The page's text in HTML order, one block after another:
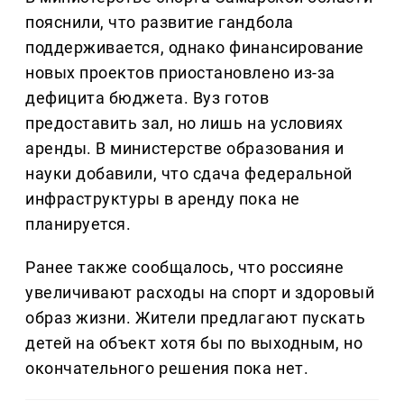
пояснили, что развитие гандбола
поддерживается, однако финансирование
новых проектов приостановлено из-за
дефицита бюджета. Вуз готов
предоставить зал, но лишь на условиях
аренды. В министерстве образования и
науки добавили, что сдача федеральной
инфраструктуры в аренду пока не
планируется.
Ранее также сообщалось, что россияне
увеличивают расходы на спорт и здоровый
образ жизни. Жители предлагают пускать
детей на объект хотя бы по выходным, но
окончательного решения пока нет.